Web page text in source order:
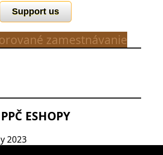
Support us
zamestnávanie
PPČ ESHOPY